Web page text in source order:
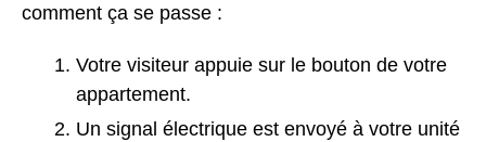
comment ça se passe :
Votre visiteur appuie sur le bouton de votre
appartement.
Un signal électrique est envoyé à votre unité